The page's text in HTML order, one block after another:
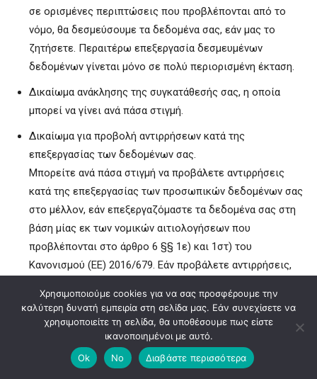
σε ορισμένες περιπτώσεις που προβλέπονται από το
νόμο, θα δεσμεύσουμε τα δεδομένα σας, εάν μας το
ζητήσετε. Περαιτέρω επεξεργασία δεσμευμένων
δεδομένων γίνεται μόνο σε πολύ περιορισμένη έκταση.
Δικαίωμα ανάκλησης της συγκατάθεσής σας, η οποία
μπορεί να γίνει ανά πάσα στιγμή.
Δικαίωμα για προβολή αντιρρήσεων κατά της
επεξεργασίας των δεδομένων σας.
Μπορείτε ανά πάσα στιγμή να προβάλετε αντιρρήσεις
κατά της επεξεργασίας των προσωπικών δεδομένων σας
στο μέλλον, εάν επεξεργαζόμαστε τα δεδομένα σας στη
βάση μίας εκ των νομικών αιτιολογήσεων που
προβλέπονται στο άρθρο 6 §§ 1ε) και 1στ) του
Κανονισμού (ΕΕ) 2016/679. Εάν προβάλετε αντιρρήσεις,
υπό την προϋπόθεση ότι δεν συντρέχουν νόμιμοι λόγοι
για περαιτέρω επεξεργασία τους. Η επεξεργασία των
δεδομένων σας για σκοπούς διαφήμισης δεν συνιστά
νόμιμο λόγο.
Χρησιμοποιούμε cookies για να σας προσφέρουμε την
καλύτερη δυνατή εμπειρία στη σελίδα μας. Εάν συνεχίσετε να
χρησιμοποιείτε τη σελίδα, θα υποθέσουμε πως είστε
ικανοποιημένοι με αυτό.
Ok
No Διαβάστε περισσότερα